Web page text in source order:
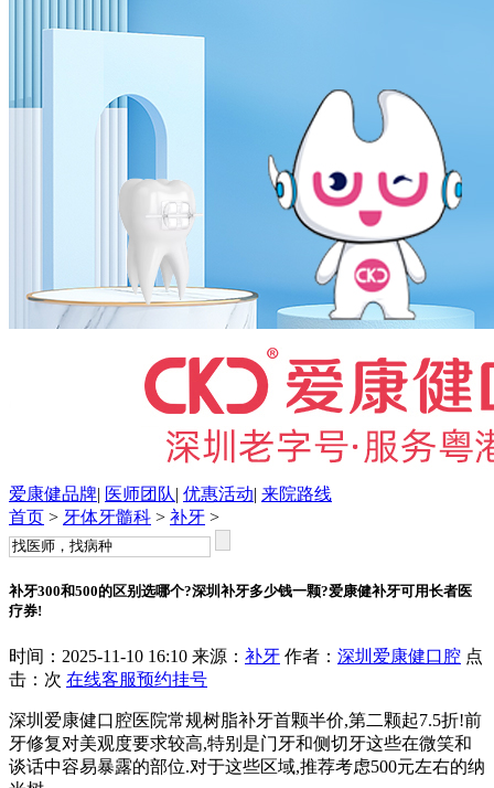
爱康健品牌| 医师团队| 优惠活动| 来院路线
首页 > 牙体牙髓科 > 补牙 >
补牙300和500的区别选哪个?深圳补牙多少钱一颗?爱康健补牙可用长者医
疗券!
时间：2025-11-10 16:10 来源： 补牙 作者： 深圳爱康健口腔 点
击： 次 在线客服预约挂号
深圳爱康健口腔医院常规树脂补牙首颗半价,第二颗起7.5折!前
牙修复对美观度要求较高,特别是门牙和侧切牙这些在微笑和
谈话中容易暴露的部位.对于这些区域,推荐考虑500元左右的纳